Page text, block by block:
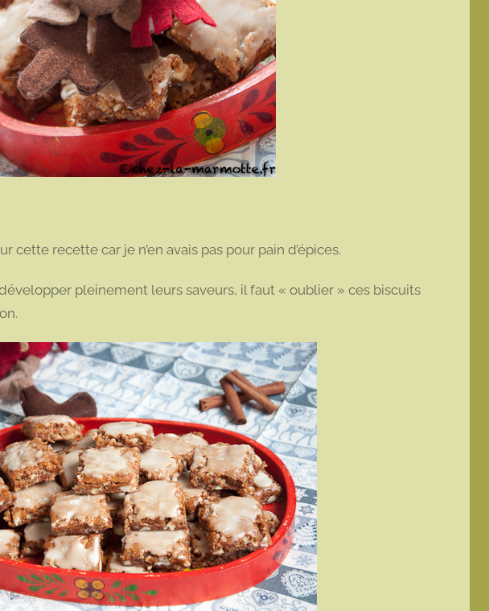
cette recette car je n’en avais pas pour pain d’épices.
pleinement leurs saveurs, il faut « oublier » ces biscuits